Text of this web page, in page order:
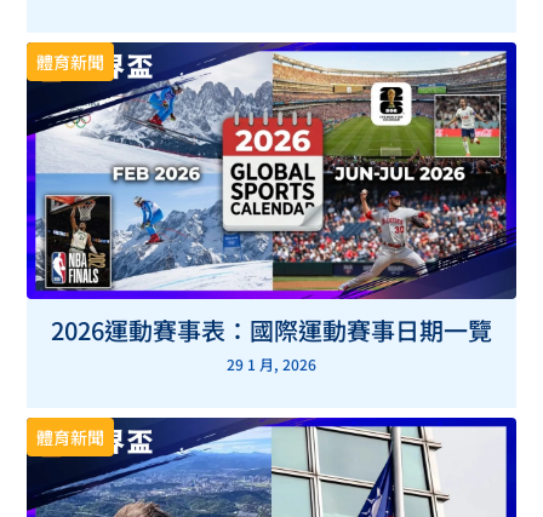
體育新聞
2026運動賽事表：國際運動賽事日期一覽
29 1 月, 2026
體育新聞